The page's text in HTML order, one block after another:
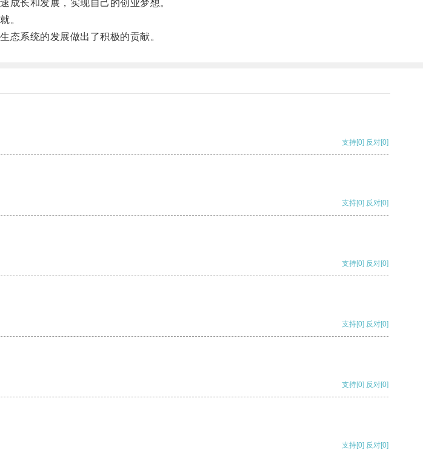
长和发展，实现自己的创业梦想。
。
系统的发展做出了积极的贡献。
支持[0] 反对[0]
支持[0] 反对[0]
支持[0] 反对[0]
支持[0] 反对[0]
支持[0] 反对[0]
支持[0] 反对[0]